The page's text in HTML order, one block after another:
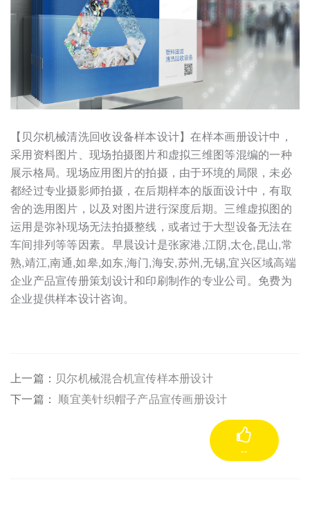
【贝尔机械清洗回收设备样本设计】在样本画册设计中，
采用资料图片、现场拍摄图片和虚拟三维图等混编的一种
展示格局。现场应用图片的拍摄，由于环境的局限，未必
都经过专业摄影师拍摄，在后期样本的版面设计中，有取
舍的选用图片，以及对图片进行深度后期。三维虚拟图的
运用是弥补现场无法拍摄整线，或者过于大型设备无法在
车间排列等等因素。早晨设计是张家港,江阴,太仓,昆山,常
熟,靖江,南通,如皋,如东,海门,海安,苏州,无锡,宜兴区域高端
企业产品宣传册策划设计和印刷制作的专业公司。免费为
企业提供样本设计咨询。
上一篇： 贝尔机械混合机宣传样本册设计
下一篇： 顺宜美针织帽子产品宣传画册设计
--